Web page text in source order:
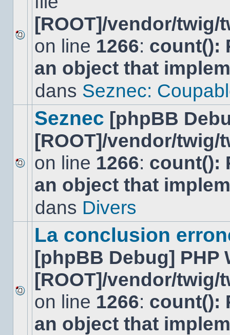
Aucun
nouveau
message
non-
dans
[ROOT]/vendor/
on line 1266: count():
an object that
dans Seznec:
Aucun
nouveau
message
Seznec [phpBB
[ROOT]/vendor/
on line 1266: count():
an object that
dans Divers
Aucun
nouveau
message
non-
La conclusion
[phpBB Debug] PHP
[ROOT]/vendor/
on line 1266: count():
an object that